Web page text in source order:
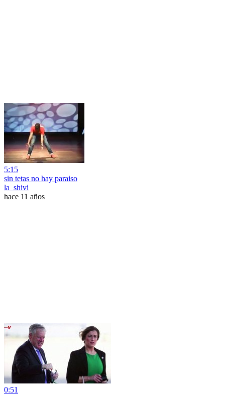
5:15
sin tetas no hay paraiso
la_shivi
hace 11 años
0:51